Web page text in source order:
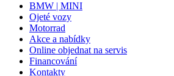
BMW | MINI
Ojeté vozy
Motorrad
Akce a nabídky
Online objednat na servis
Financování
Kontakty